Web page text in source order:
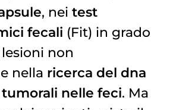
, nei test
fecali (Fit) in grado
non
nella ricerca del dna
nelle feci. Ma